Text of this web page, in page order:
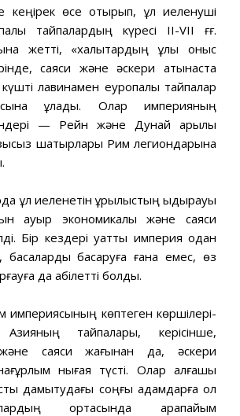
кеңірек өсе отырып, құл иеленуші
тайпалардың күресі ІІ-VII ғғ.
жетті, «халықтардың ұлы қоныс
саяси және әскери қатынаста
лавинамен еуропалық тайпалар
құлады. Олар империяның
— Рейн және Дунай арқылы
шатырлары Рим легиондарына
құл иеленетін құрылыстың ыдырауы
ауыр экономикалық және саяси
Бір кездері қуатты империя одан
басқаларды басқаруға ғана емес, өз
да қабілетті болды.
империясының көптеген көршілері-
тайпалары, керісінше,
және саяси жағынан да, әскери
нығая түсті. Олар алғашқы
дамытудағы соңғы қадамдарға қол
ортасында қарапайым